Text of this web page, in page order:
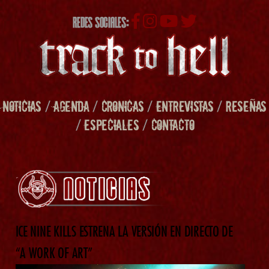
REDES SOCIALES:
NOTICIAS /AGENDA/ CRONICAS/ENTREVISTAS/RESEÑAS
/ESPECIALES/ CONTACTO
ICE NINE KILLS ESTRENA LA VERSIÓN EN DIRECTO DE
“A WORK OF ART”